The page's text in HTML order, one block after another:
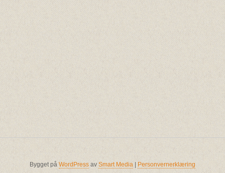
Bygget på WordPress av Smart Media Personvernerklæring